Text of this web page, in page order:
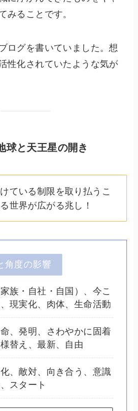
みること です。
ログを書いていました。想
性化されていたような気が
球と天王星の開き
ている制限を取り払うこ
世界が広がる兆し！
角度の影響
族・自社・自国）、今こ
現実化、肉体、生命活動
、発明、さわやかに固着
替え、最新、自由
、敵対、向き合う、意識
スタート